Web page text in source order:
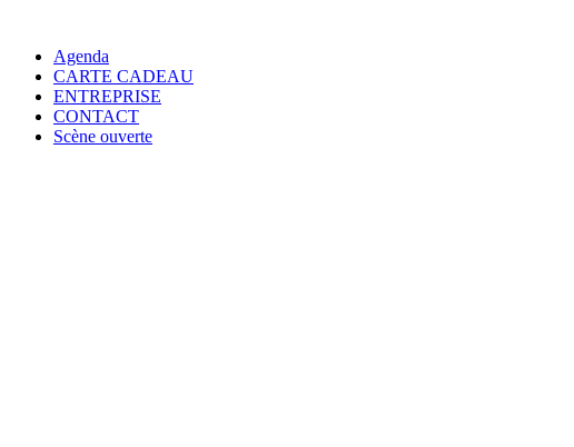
Agenda
CARTE CADEAU
ENTREPRISE
CONTACT
Scène ouverte